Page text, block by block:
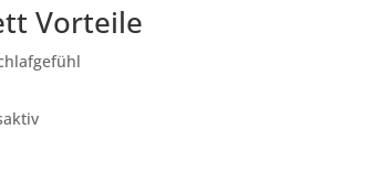
Vorteile